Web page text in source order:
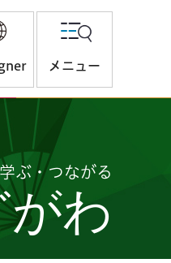
メニュー
ぶ・つながる
わ